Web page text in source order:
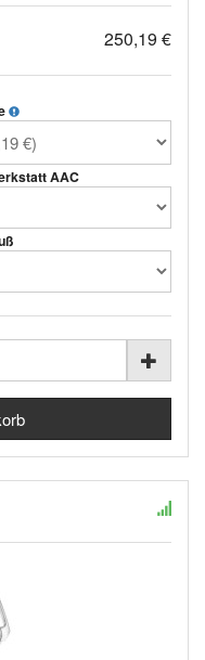
250,19 €
AAC